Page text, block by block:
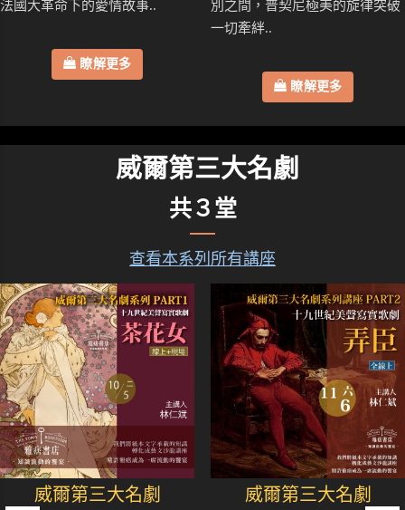
法國大革命下的愛情故事..
瞭解更多
別之間，普契尼極美的旋律突破
一切牽絆..
瞭解更多
威爾第三大名劇
共３堂
查看本系列所有講座
威爾第三大名劇
威爾第三大名劇